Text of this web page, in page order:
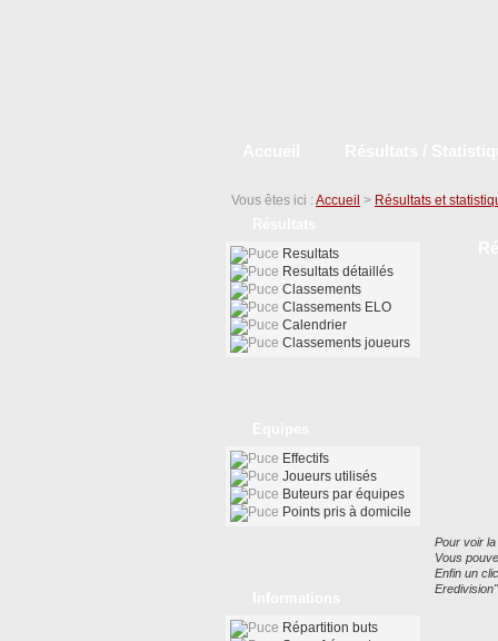
Vous êtes ici : Accueil > Résultats et
Pour voir
Vous
Enfin un
Eredivision".
Resultats
Resultats détaillés
Classements
Classements ELO
Calendrier
Classements joueurs
Effectifs
Joueurs utilisés
Buteurs par équipes
Points pris à domicile
Répartition buts